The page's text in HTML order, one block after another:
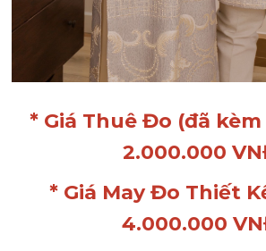
* Giá Thuê Đo (đã
2.000.000
* Giá May Đo Thiết
4.000.000